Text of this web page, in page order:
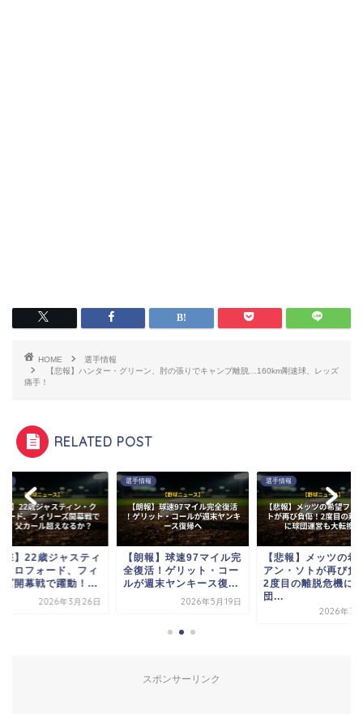
HOME
選手情報
【悲報】ハンター・グリーン、肘の張りでキャンプ離脱…160km剛速球、レッズ
痛手！
RELATED POST
撃】22歳ジャスティ
クロフォード、フィ
ズ開幕戦で躍動！...
2026年3月26日
選手情報
【朗報】球速97マイル完
全復活！ゲリット・コー
ルが週末ヤンキース復...
2026年5月19日
選手情報
【悲報】メッツの希
アン・ソトが再び負
2度目の離脱危機に
団...
2026年7
スポンサーリンク